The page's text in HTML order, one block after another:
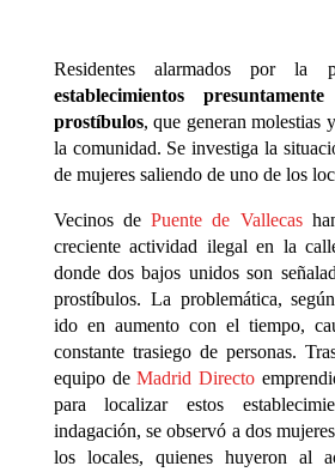
Residentes alarmados por la
establecimientos
prostíbulos, que generan molestias
la comunidad. Se investiga la
de mujeres saliendo de uno de los
Vecinos dePuente de Vallecas
creciente actividad ilegal en la
donde dos bajos unidos son
prostíbulos. La problemática,
ido en aumento con el tiempo,
constante trasiego de personas.
equipo deMadrid Directo
para localizar estos
indagación, se observó a dos
los locales, quienes huyeron al